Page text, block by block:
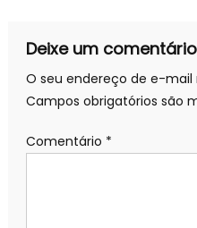
Deixe um comentário
O seu endereço de e-mail
Campos obrigatórios são
Comentário *